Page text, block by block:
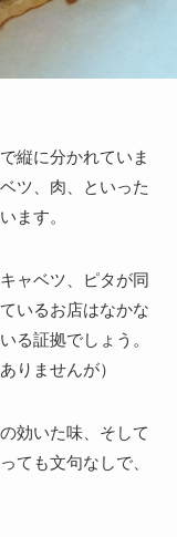
縦に分かれていま
ツ、肉、といった
ます。
ャベツ、ピタが同
いるお店はなかな
る証拠でしょう。
りませんが）
効いた味、そして
ても文句なしで、